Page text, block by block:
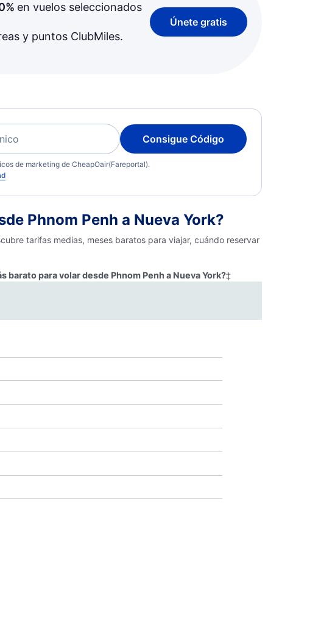
en vuelos seleccionados
y puntos ClubMiles.
Únete gratis
Consigue Código
de marketing de CheapOair(Fareportal).
Phnom Penh a Nueva York?
tarifas medias, meses baratos para viajar, cuándo reservar
barato para volar desde Phnom Penh a Nueva York?‡